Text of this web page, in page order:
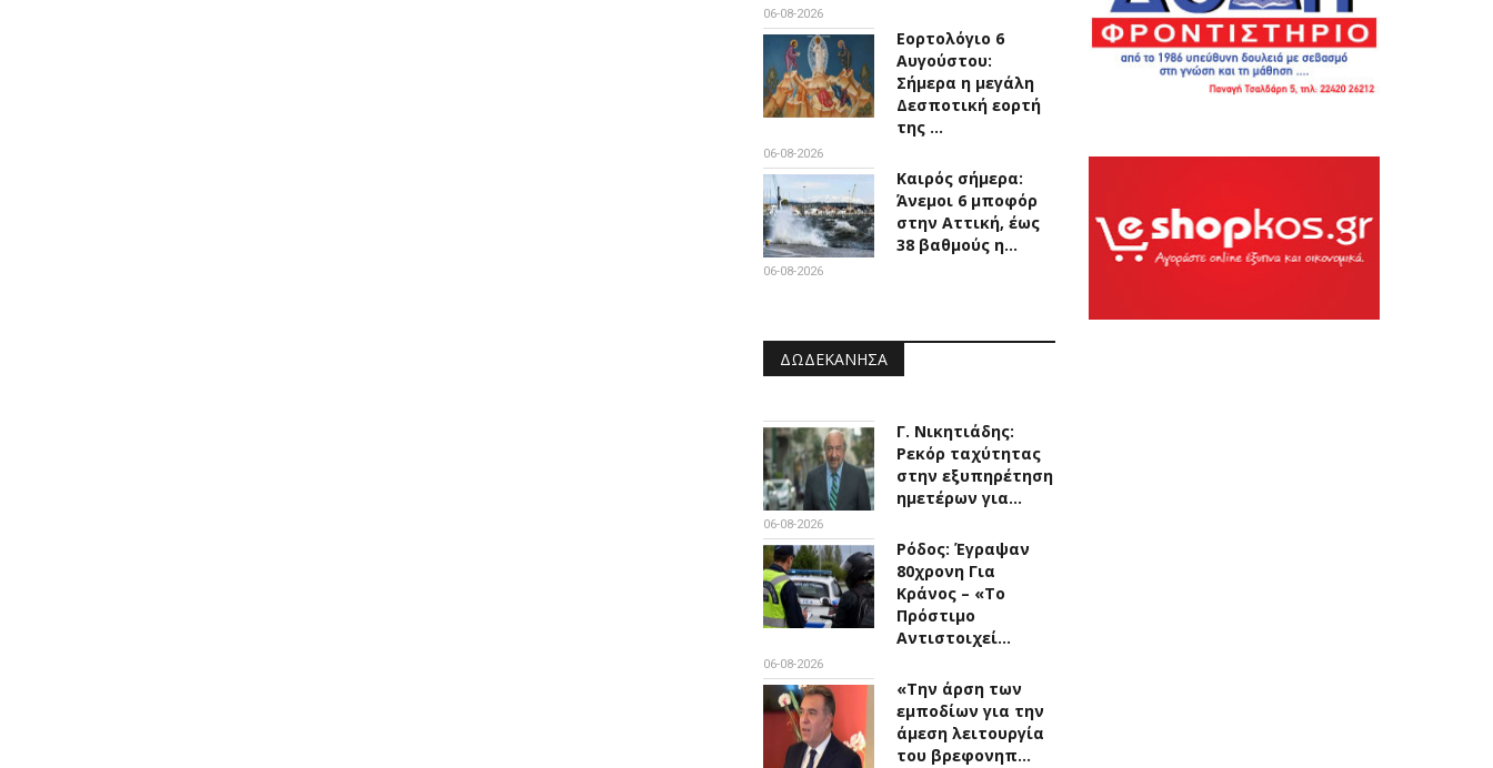
06-08-2026
Εορτολόγιο 6
Αυγούστου:
Σήμερα η μεγάλη
Δεσποτική εορτή
της …
06-08-2026
Καιρός σήμερα:
Άνεμοι 6 μποφόρ
στην Αττική, έως
38 βαθμούς η…
06-08-2026
ΔΩΔΕΚΆΝΗΣΑ
Γ. Νικητιάδης:
Ρεκόρ ταχύτητας
στην εξυπηρέτηση
ημετέρων για…
06-08-2026
Ρόδος: Έγραψαν
80χρονη Για
Κράνος – «Το
Πρόστιμο
Αντιστοιχεί…
06-08-2026
«Την άρση των
εμποδίων για την
άμεση λειτουργία
του βρεφονηπ…